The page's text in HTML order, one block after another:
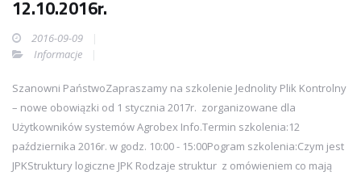
12.10.2016r.
2016-09-09
Informacje
Szanowni PaństwoZapraszamy na szkolenie Jednolity Plik Kontrolny
– nowe obowiązki od 1 stycznia 2017r. zorganizowane dla
Użytkowników systemów Agrobex Info.Termin szkolenia:12
października 2016r. w godz. 10:00 - 15:00Pogram szkolenia:Czym jest
JPKStruktury logiczne JPK Rodzaje struktur z omówieniem co mają